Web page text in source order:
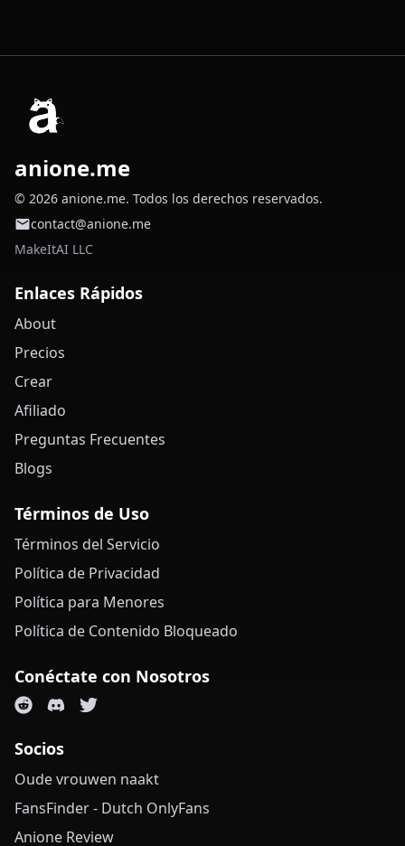
anione.me
© 2026 anione.me. Todos los derechos reservados.
contact@anione.me
MakeItAI LLC
Enlaces Rápidos
About
Precios
Crear
Afiliado
Preguntas Frecuentes
Blogs
Términos de Uso
Términos del Servicio
Política de Privacidad
Política para Menores
Política de Contenido Bloqueado
Conéctate con Nosotros
Socios
Oude vrouwen naakt
FansFinder - Dutch OnlyFans
Anione Review